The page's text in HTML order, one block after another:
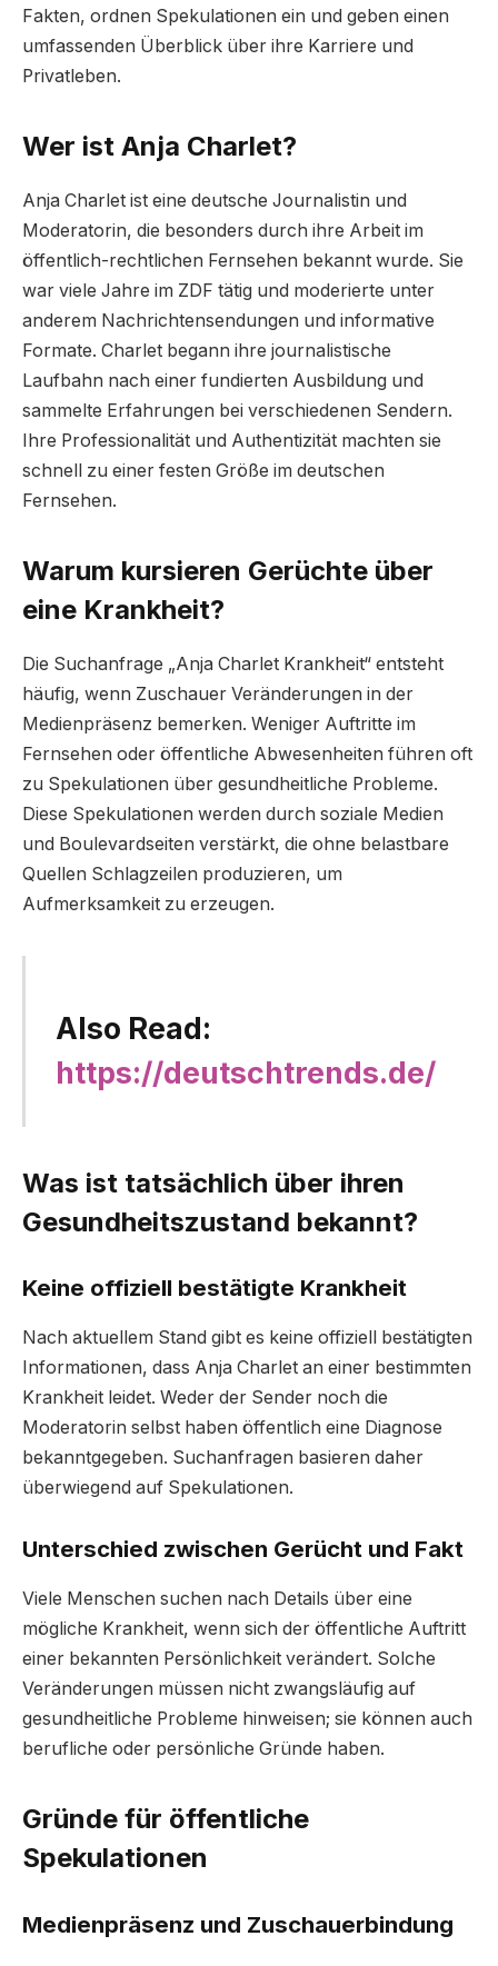
Fakten, ordnen Spekulationen ein und geben einen
umfassenden Überblick über ihre Karriere und
Privatleben.
Wer ist Anja Charlet?
Anja Charlet ist eine deutsche Journalistin und
Moderatorin, die besonders durch ihre Arbeit im
öffentlich-rechtlichen Fernsehen bekannt wurde. Sie
war viele Jahre im ZDF tätig und moderierte unter
anderem Nachrichtensendungen und informative
Formate. Charlet begann ihre journalistische
Laufbahn nach einer fundierten Ausbildung und
sammelte Erfahrungen bei verschiedenen Sendern.
Ihre Professionalität und Authentizität machten sie
schnell zu einer festen Größe im deutschen
Fernsehen.
Warum kursieren Gerüchte über
eine Krankheit?
Die Suchanfrage „Anja Charlet Krankheit“ entsteht
häufig, wenn Zuschauer Veränderungen in der
Medienpräsenz bemerken. Weniger Auftritte im
Fernsehen oder öffentliche Abwesenheiten führen oft
zu Spekulationen über gesundheitliche Probleme.
Diese Spekulationen werden durch soziale Medien
und Boulevardseiten verstärkt, die ohne belastbare
Quellen Schlagzeilen produzieren, um
Aufmerksamkeit zu erzeugen.
Also Read:
https://deutschtrends.de/
Was ist tatsächlich über ihren
Gesundheitszustand bekannt?
Keine offiziell bestätigte Krankheit
Nach aktuellem Stand gibt es keine offiziell bestätigten
Informationen, dass Anja Charlet an einer bestimmten
Krankheit leidet. Weder der Sender noch die
Moderatorin selbst haben öffentlich eine Diagnose
bekanntgegeben. Suchanfragen basieren daher
überwiegend auf Spekulationen.
Unterschied zwischen Gerücht und Fakt
Viele Menschen suchen nach Details über eine
mögliche Krankheit, wenn sich der öffentliche Auftritt
einer bekannten Persönlichkeit verändert. Solche
Veränderungen müssen nicht zwangsläufig auf
gesundheitliche Probleme hinweisen; sie können auch
berufliche oder persönliche Gründe haben.
Gründe für öffentliche
Spekulationen
Medienpräsenz und Zuschauerbindung